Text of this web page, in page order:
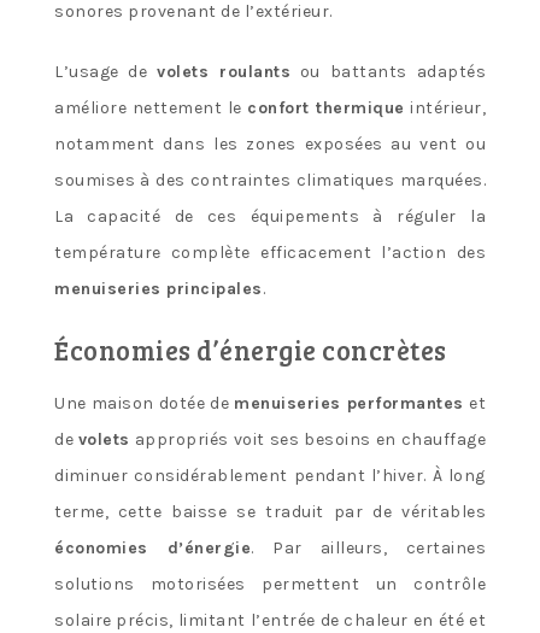
sonores provenant de l’extérieur.
L’usage devolets roulants ou battants adaptés
améliore nettement le confort thermique intérieur,
notamment dans les zones exposées au vent ou
soumises à des contraintes climatiques marquées.
La capacité de ces équipements à réguler la
température complète efficacement l’action des
menuiseries principales.
Économies d’énergie concrètes
Une maison dotée de menuiseries performantes et
de volets appropriés voit ses besoins en chauffage
diminuer considérablement pendant l’hiver. À long
terme, cette baisse se traduit par de véritables
économies d’énergie. Par ailleurs, certaines
solutions motorisées permettent un contrôle
solaire précis, limitant l’entrée de chaleur en été et